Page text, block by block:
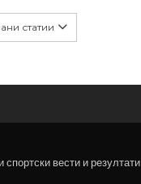
статии
спортски вести и резултати